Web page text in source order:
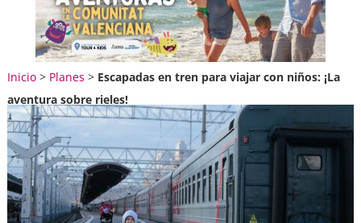
Inicio> Planes > Escapadas en tren para viajar con niños: ¡La
aventura sobre rieles!